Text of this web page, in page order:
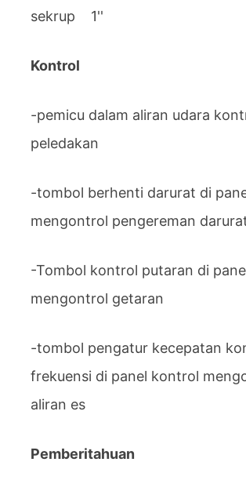
sekrup 1''
Kontrol
-pemicu dalam aliran udara
peledakan
-tombol berhenti darurat di
mengontrol pengereman
-Tombol kontrol putaran di
mengontrol getaran
-tombol pengatur kecepatan
frekuensi di panel kontrol
aliran es
Pemberitahuan